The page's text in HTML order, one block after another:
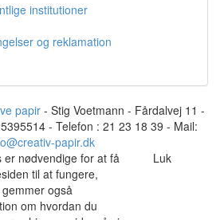
institutioner
og reklamation
papir - Stig Voetmann - Fårdalvej 11 -
- Telefon : 21 23 18 39 - Mail:
papir.dk
er nødvendige for at få
til at fungere,
også
om hvordan du
Luk